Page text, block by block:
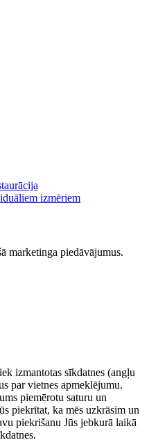
izmēriem
marketinga piedāvājumus.
izmantotas sīkdatnes (angļu
par vietnes apmeklējumu.
piemērotu saturu un
piekrītat, ka mēs uzkrāsim un
piekrišanu Jūs jebkurā laikā